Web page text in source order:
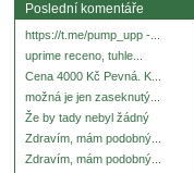
Poslední komentáře
https://t.me/pump_upp -...
uprime receno, tuhle...
Cena 4000 Kč Pevná. K...
možná je jen zaseknutý...
Že by tady nebyl žádný
Zdravím, mám podobný...
Zdravím, mám podobný...